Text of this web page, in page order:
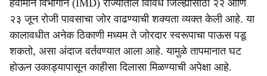
l
s
h
हवामान विभागाने (IMD) राज्यातील विविध जिल्ह्यांसाठी २२ आणि
२३ जून रोजी पावसाचा जोर वाढण्याची शक्यता व्यक्त केली आहे. या
कालावधीत अनेक ठिकाणी मध्यम ते जोरदार स्वरूपाचा पाऊस पडू
शकतो, असा अंदाज वर्तवण्यात आला आहे. यामुळे तापमानात घट
होऊन उकाड्यापासून काहीसा दिलासा मिळण्याची अपेक्षा आहे.